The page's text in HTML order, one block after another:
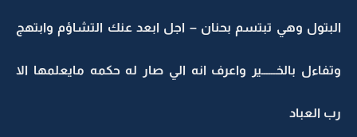
البتول وهي تبتسم بحنان – اجل ابعد عنك التشاؤم وابتهج
وتفاءل بالخــــــير واعرف انه الي صار له حكمه مايعلمها الا
رب العباد